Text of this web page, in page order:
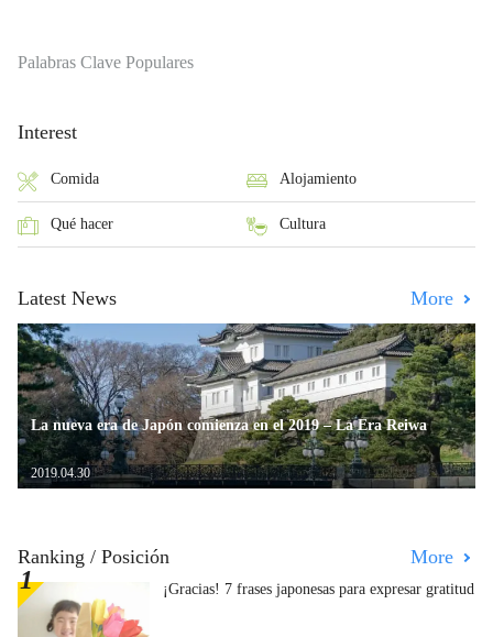
Palabras Clave Populares
Interest
Comida Alojamiento
Qué hacer Cultura
Latest News More
La nueva era de Japón comienza en el 2019 – La Era Reiwa
2019.04.30
Ranking / Posición More
¡Gracias! 7 frases japonesas para expresar gratitud